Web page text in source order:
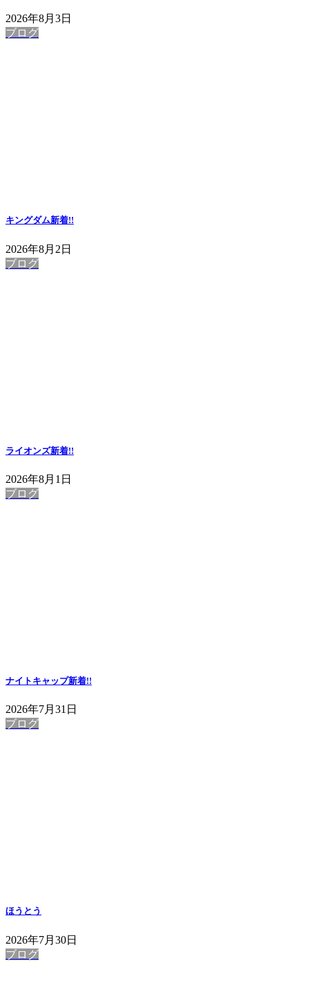
2026年8月3日
ブログ
キングダム新着!!
2026年8月2日
ブログ
ライオンズ新着!!
2026年8月1日
ブログ
ナイトキャップ新着!!
2026年7月31日
ブログ
ほうとう
2026年7月30日
ブログ